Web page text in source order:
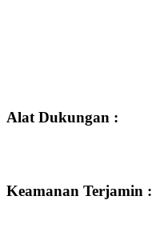
Alat Dukungan :
Keamanan Terjamin :